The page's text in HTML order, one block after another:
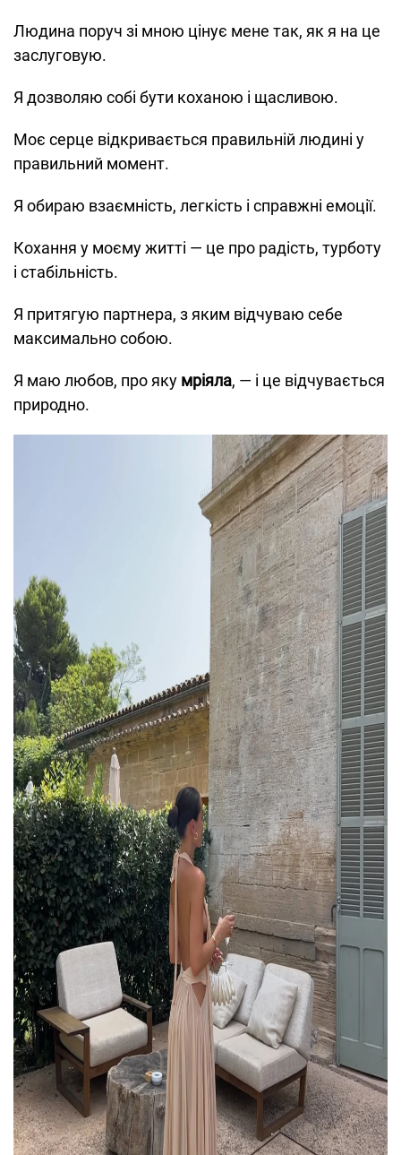
Людина поруч зі мною цінує мене так, як я на це
заслуговую.
Я дозволяю собі бути коханою і щасливою.
Моє серце відкривається правильній людині у
правильний момент.
Я обираю взаємність, легкість і справжні емоції.
Кохання у моєму житті — це про радість, турботу
і стабільність.
Я притягую партнера, з яким відчуваю себе
максимально собою.
Я маю любов, про яку мріяла, — і це відчувається
природно.